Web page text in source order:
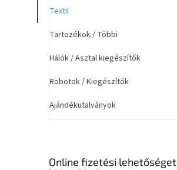
Textil
Tartozékok / Többi
Hálók / Asztal kiegészítők
Robotok / Kiegészítők
Ajándékutalványok
Online fizetési lehetőséget